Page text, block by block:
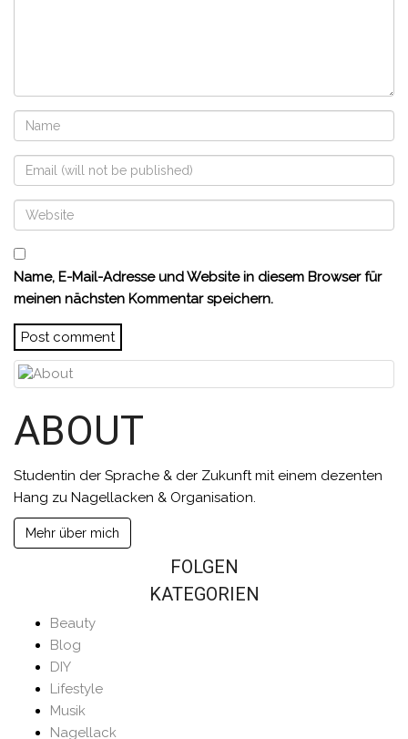
Name, E-Mail-Adresse und Website in diesem Browser für
meinen nächsten Kommentar speichern.
ABOUT
Studentin der Sprache & der Zukunft mit einem dezenten
Hang zu Nagellacken & Organisation.
Mehr über mich
FOLGEN
KATEGORIEN
Beauty
Blog
DIY
Lifestyle
Musik
Nagellack